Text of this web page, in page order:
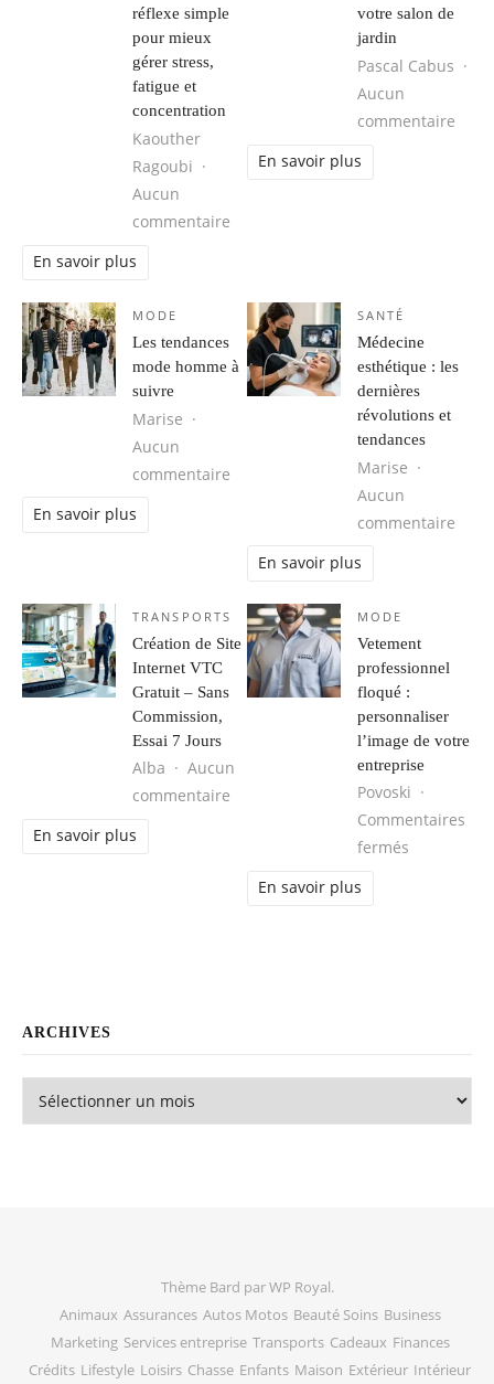
réflexe simple
pour mieux
gérer stress,
fatigue et
concentration
Kaouther
Ragoubi
Aucun
commentaire
En savoir plus
votre salon de
jardin
Pascal Cabus
Aucun
commentaire
En savoir plus
MODE
Les tendances
mode homme à
suivre
Marise
Aucun
commentaire sur Les tendances mode homme à
En savoir plus
SANTÉ
Médecine
esthétique : les
dernières
révolutions et
tendances
Marise
Aucun
commentaire
En savoir plus
TRANSPORTS
Création de Site
Internet VTC
Gratuit – Sans
Commission,
Essai 7 Jours
Alba
Aucun
commentaire sur Création de Site Internet VTC
En savoir plus
MODE
Vetement
professionnel
floqué :
personnaliser
l’image de votre
entreprise
Povoski
Commentaires
fermés
En savoir plus
ARCHIVES
Archives
Thème Bard parWP Royal.
Animaux Assurances Autos Motos Beauté Soins Business
Marketing Services entreprise Transports Cadeaux Finances
Crédits Lifestyle Loisirs Chasse Enfants Maison Extérieur Intérieur